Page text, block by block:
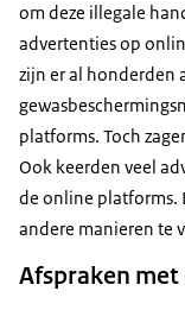
om deze illegale
advertenties op
zijn er al honderden
platforms. Toch
Ook keerden veel
de online platforms.
andere manieren te
Afspraken